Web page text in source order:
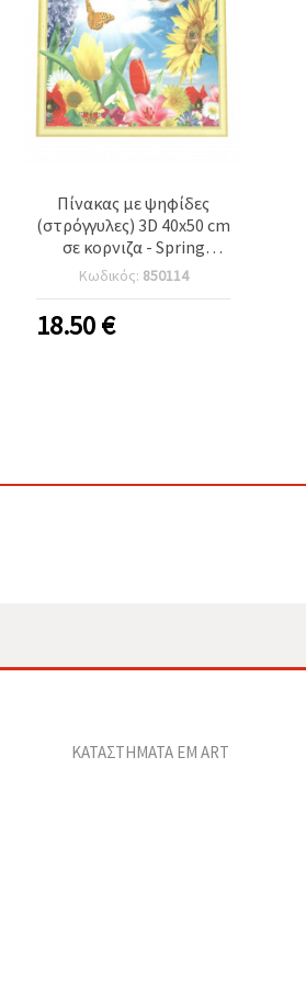
Πίνακας με ψηφίδες
(στρόγγυλες) 3D 40x50 cm
σε κορνιζα - Spring
LT0060
Κωδικός: 850114
18.50€
ΚΑΤΑΣΤΗΜΑΤΑ EM ART